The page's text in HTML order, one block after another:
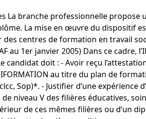
La branche professionnelle propose
La mise en œuvre du dispositif
centres de formation en travail
au 1er janvier 2005) Dans ce cadre,
doit : - Avoir reçu
au titre du plan de
Sop)*. - Justifier d’une
niveau V des filières éducatives,
de ces mêmes filières ou d’un